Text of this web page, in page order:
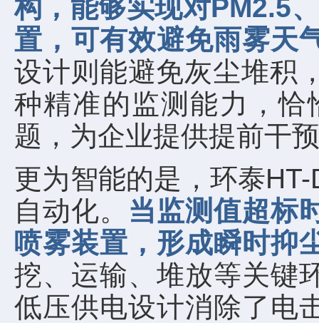
构，能够实现对PM2.5
置，可有效避免雨雾天
设计则能避免灰尘堆积
种精准的监测能力，
题，为企业提供提前干
更为智能的是，环泰
自动化。 当监测值超标
喷雾装置，形成瞬时抑
挖、运输、堆放等关键
低压供电设计消除了电